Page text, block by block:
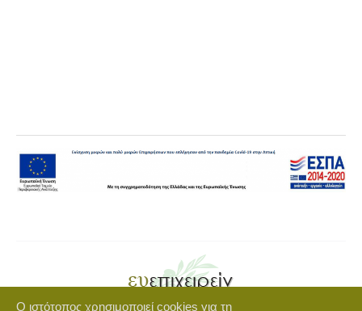
Ο ιστότοπος χρησιμοποιεί cookies για τη